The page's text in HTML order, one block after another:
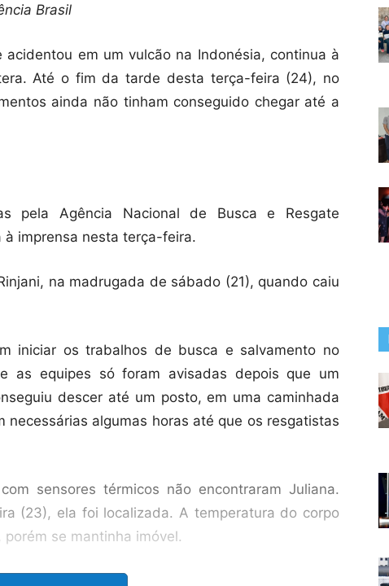
Brasil
em um vulcão na Indonésia, continua à
Até o fim da tarde desta terça-feira (24), no
ainda não tinham conseguido chegar até a
pela Agência Nacional de Busca e Resgate
imprensa nesta terça-feira.
na madrugada de sábado (21), quando caiu
iniciar os trabalhos de busca e salvamento no
as equipes só foram avisadas depois que um
descer até um posto, em uma caminhada
necessárias algumas horas até que os resgatistas
sensores térmicos não encontraram Juliana.
(23), ela foi localizada. A temperatura do corpo
se mantinha imóvel.
enviado à região, com uma equipe resgate com